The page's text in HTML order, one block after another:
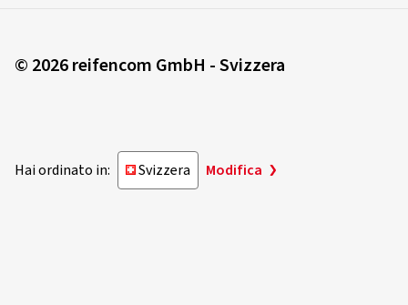
© 2026 reifencom GmbH - Svizzera
Hai ordinato in: Svizzera Modifica